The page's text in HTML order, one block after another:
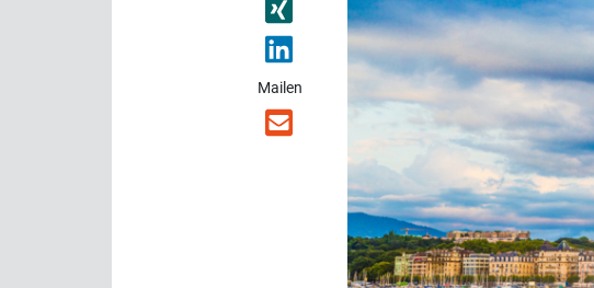
Mailen